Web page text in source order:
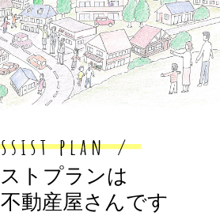
トプランは
動産屋さんです